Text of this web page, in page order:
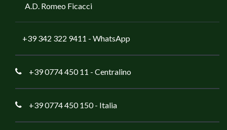
A.D. Romeo Ficacci
+39 342 322 9411 - WhatsApp
+39 0774 450 11 - Centralino
+39 0774 450 150- Italia